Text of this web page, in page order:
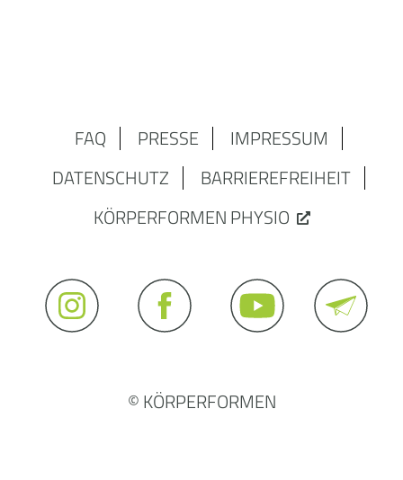
FAQ PRESSE
IMPRESSUM
DATENSCHUTZ
BARRIEREFREIHEIT
KÖRPERFORMEN PHYSIO
© KÖRPERFORMEN